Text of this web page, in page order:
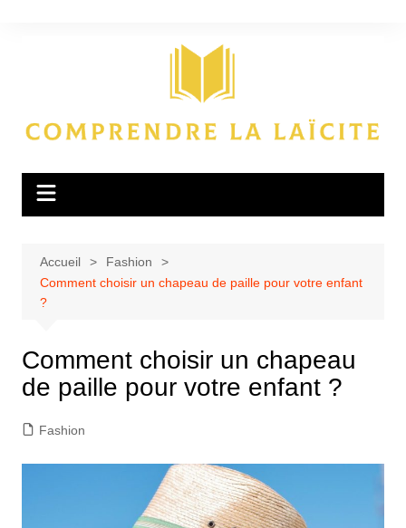
Accueil
Fashion
Comment choisir un chapeau de paille pour votre enfant
?
Comment choisir un chapeau
de paille pour votre enfant ?
Fashion